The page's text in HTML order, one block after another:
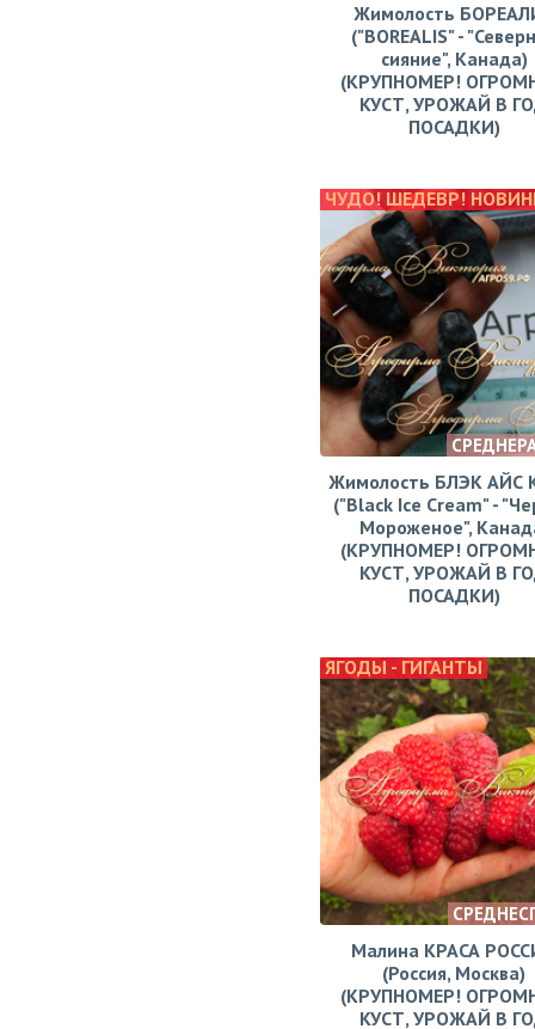
Жимолость
("BOREALIS" -
сияние", Канада)
(КРУПНОМЕР!
КУСТ, УРОЖАЙ В
ПОСАДКИ)
ЧУДО! ШЕДЕВР!
Жимолость БЛЭК АЙС
("Black Ice Cream" -
Мороженое",
(КРУПНОМЕР!
КУСТ, УРОЖАЙ В
ПОСАДКИ)
ЯГОДЫ - ГИГАНТЫ
Малина КРАСА
(Россия, Москва)
(КРУПНОМЕР!
КУСТ, УРОЖАЙ В